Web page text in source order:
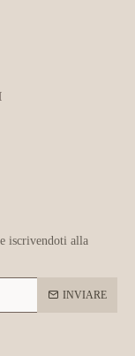
iscrivendoti alla
INVIARE